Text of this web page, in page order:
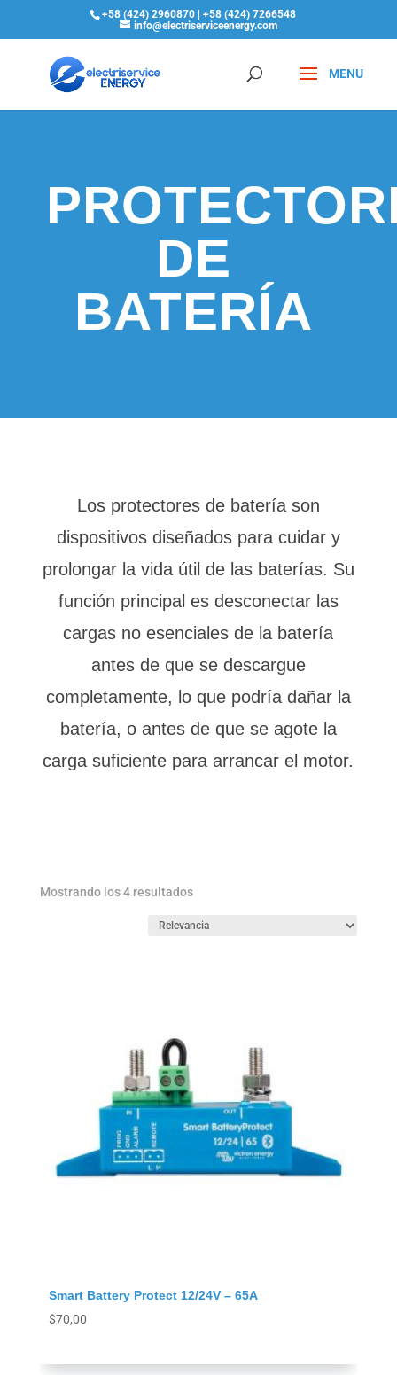
+58 (424) 2960870 | +58 (424) 7266548
info@electriserviceenergy.com
DE
BATERÍA
Los protectores de batería son
dispositivos diseñados para cuidar y
prolongar la vida útil de las baterías. Su
función principal es desconectar las
cargas no esenciales de la batería
antes de que se descargue
completamente, lo que podría dañar la
batería, o antes de que se agote la
carga suficiente para arrancar el motor.
Mostrando los 4 resultadosOrdenado
los
Smart Battery Protect 12/24V – 65A
$70,00